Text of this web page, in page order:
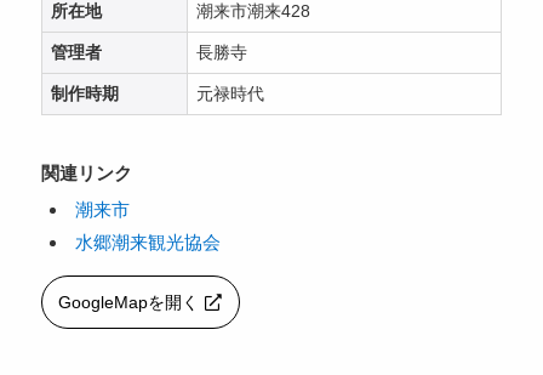
所在地 潮来市潮来428
管理者 長勝寺
制作時期 元禄時代
関連リンク
潮来市
水郷潮来観光協会
GoogleMapを開く